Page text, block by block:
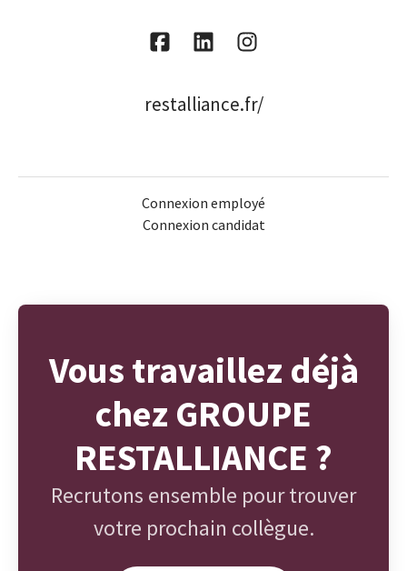
restalliance.fr/
Connexion employé
Connexion candidat
Vous travaillez déjà
chez GROUPE
RESTALLIANCE ?
Recrutons ensemble pour trouver
votre prochain collègue.